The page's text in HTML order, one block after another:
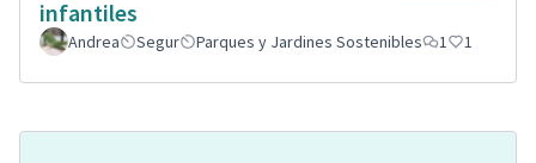
infantiles
Andrea Segur Parques y Jardines Sostenibles 1 1